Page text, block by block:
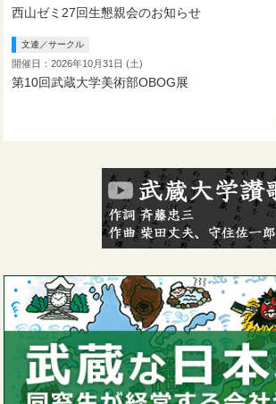
西山ゼミ27回生懇親会のお知らせ
文連／サークル
開催日：2026年10月31日 (土)
第10回武蔵大学美術部OBOG展